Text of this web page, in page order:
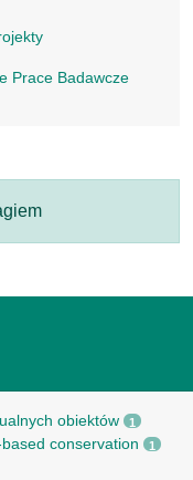
Prace Badawcze
obiektów 1
conservation 1